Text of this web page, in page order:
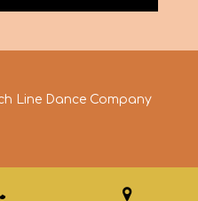
Line Dance Company